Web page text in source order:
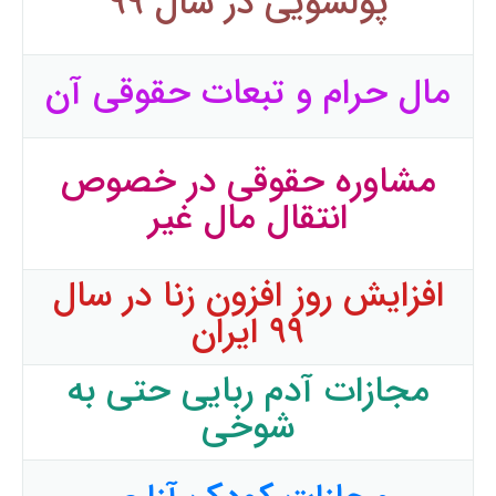
مال حرام و تبعات حقوقی آن
مشاوره حقوقی در خصوص
انتقال مال غیر
افزایش روز افزون زنا در سال
۹۹ ایران
مجازات آدم ربایی حتی به
شوخی